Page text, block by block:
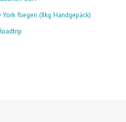
fliegen (8kg Handgepäck)